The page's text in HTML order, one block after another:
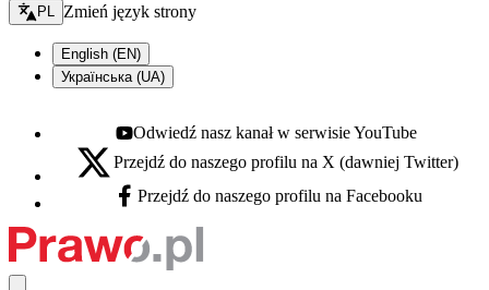
Zmień język - bieżący:
PL Zmień język strony
English (EN)
Українська (UA)
Youtube - otwiera się w nowej karcie
Odwiedź nasz kanał w serwisie YouTube
X - otwiera się w nowej karcie
Przejdź do naszego profilu na X (dawniej Twitter)
Facebook - otwiera się w nowej karcie
Przejdź do naszego profilu na Facebooku